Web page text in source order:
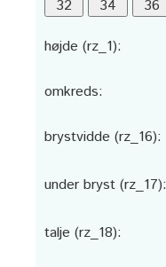
højde (rz_1):
omkreds:
brystvidde (rz_16):
under bryst (rz_17):
talje (rz_18):